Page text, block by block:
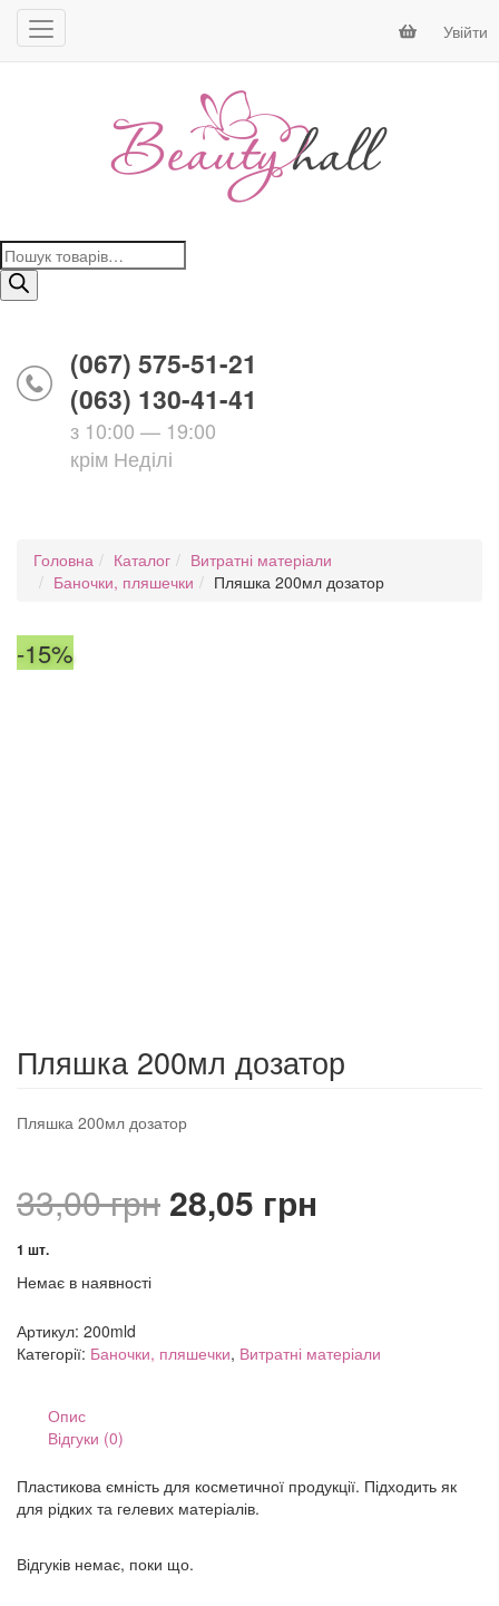
Увійти
Пошук
товарів
(067) 575-51-21
(063) 130-41-41
з 10:00 — 19:00
крім Неділі
Головна Каталог
Витратні матеріали
Баночки, пляшечки
Пляшка 200мл дозатор
-15%
Пляшка 200мл дозатор
Пляшка 200мл дозатор
33,00грн Оригінальна
28,05 грн
1 шт.
Немає в наявності
Артикул: 200mld
Категорії: Баночки, пляшечки, Витратні матеріали
Опис
Відгуки (0)
Пластикова ємність для косметичної продукції. Підходить як
для рідких та гелевих матеріалів.
Відгуків немає, поки що.